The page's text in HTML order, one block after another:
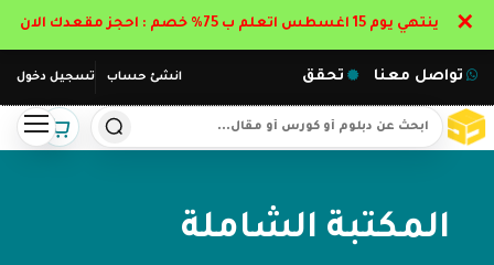
انشئ حساب تسجيل دخول تواصل معنا تحقق
المكتبة الشاملة
ينتهي يوم 15 اغسطس اتعلم ب 75% خصم : احجز مقعدك الان ✕